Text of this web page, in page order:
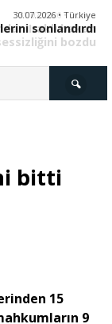
30.07.2026 • Türkiye
sonlandırdı
bitti
15
9